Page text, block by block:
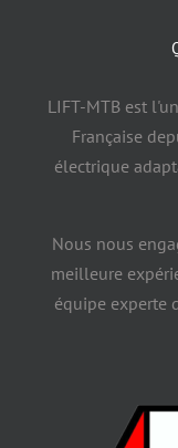
LIFT-MTB est
Française
électrique
Nous nous
meilleure
équipe experte